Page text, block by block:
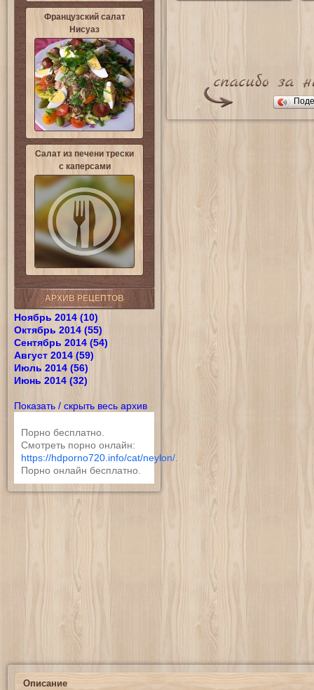
Французский салат
Нисуаз
Салат из печени трески
с каперсами
АРХИВ РЕЦЕПТОВ
Ноябрь 2014 (10)
Октябрь 2014 (55)
Сентябрь 2014 (54)
Август 2014 (59)
Июль 2014 (56)
Июнь 2014 (32)
Показать / скрыть весь архив
Порно бесплатно.
Смотреть порно онлайн:
https://hdporno720.info/cat/neylon/
Порно онлайн бесплатно.
Описание